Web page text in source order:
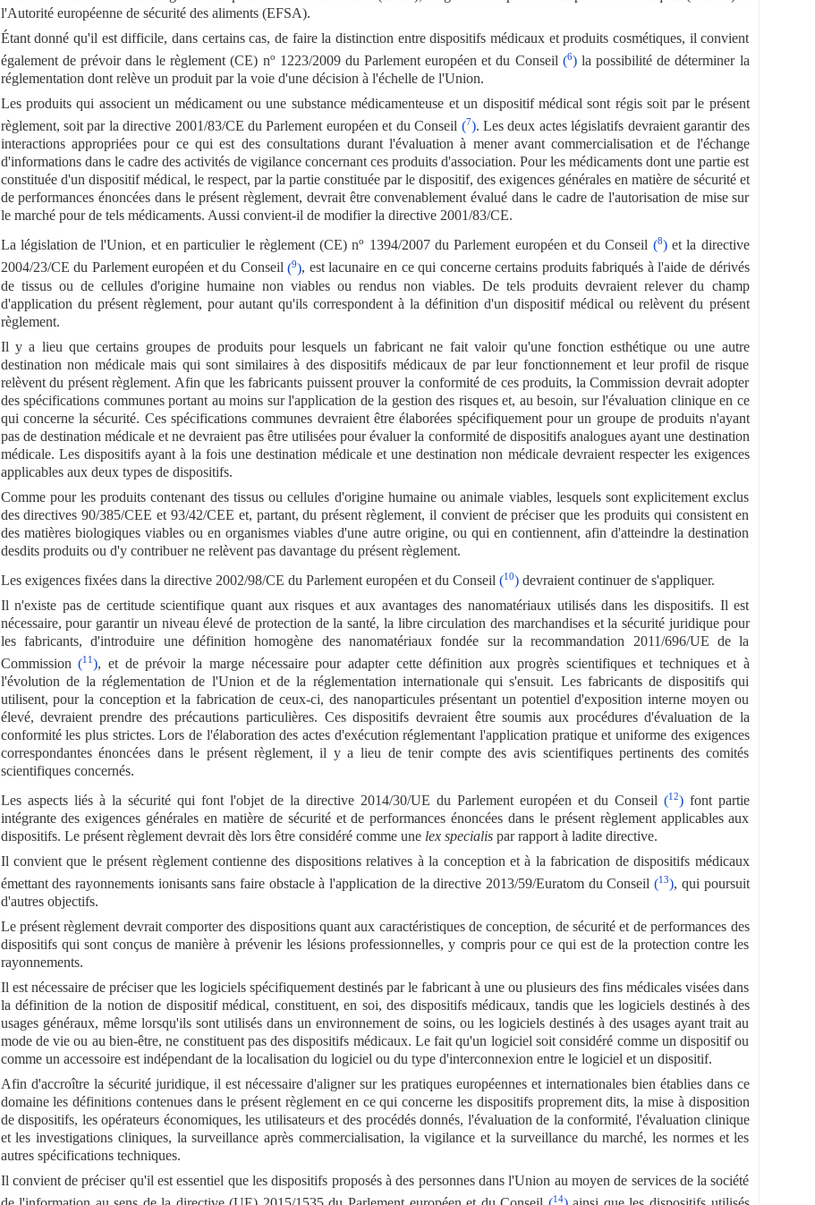
l'Autorité européenne de sécurité des aliments (EFSA).
Étant donné qu'il est difficile, dans certains cas, de faire la distinction entre dispositifs médicaux et produits cosmétiques, il convient
également de prévoir dans le règlement (CE) no 1223/2009 du Parlement européen et du Conseil (6)la possibilité de déterminer la
réglementation dont relève un produit par la voie d'une décision à l'échelle de l'Union.
Les produits qui associent un médicament ou une substance médicamenteuse et un dispositif médical sont régis soit par le présent
règlement, soit par la directive 2001/83/CE du Parlement européen et du Conseil (7). Les deux actes législatifs devraient garantir des
interactions appropriées pour ce qui est des consultations durant l'évaluation à mener avant commercialisation et de l'échange
d'informations dans le cadre des activités de vigilance concernant ces produits d'association. Pour les médicaments dont une partie est
constituée d'un dispositif médical, le respect, par la partie constituée par le dispositif, des exigences générales en matière de sécurité et
de performances énoncées dans le présent règlement, devrait être convenablement évalué dans le cadre de l'autorisation de mise sur
le marché pour de tels médicaments. Aussi convient-il de modifier la directive 2001/83/CE.
La législation de l'Union, et en particulier le règlement (CE) no 1394/2007 du Parlement européen et du Conseil (8)et la directive
2004/23/CE du Parlement européen et du Conseil(9), est lacunaire en ce qui concerne certains produits fabriqués à l'aide de dérivés
de tissus ou de cellules d'origine humaine non viables ou rendus non viables. De tels produits devraient relever du champ
d'application du présent règlement, pour autant qu'ils correspondent à la définition d'un dispositif médical ou relèvent du présent
règlement.
Il y a lieu que certains groupes de produits pour lesquels un fabricant ne fait valoir qu'une fonction esthétique ou une autre
destination non médicale mais qui sont similaires à des dispositifs médicaux de par leur fonctionnement et leur profil de risque
relèvent du présent règlement. Afin que les fabricants puissent prouver la conformité de ces produits, la Commission devrait adopter
des spécifications communes portant au moins sur l'application de la gestion des risques et, au besoin, sur l'évaluation clinique en ce
qui concerne la sécurité. Ces spécifications communes devraient être élaborées spécifiquement pour un groupe de produits n'ayant
pas de destination médicale et ne devraient pas être utilisées pour évaluer la conformité de dispositifs analogues ayant une destination
médicale. Les dispositifs ayant à la fois une destination médicale et une destination non médicale devraient respecter les exigences
applicables aux deux types de dispositifs.
Comme pour les produits contenant des tissus ou cellules d'origine humaine ou animale viables, lesquels sont explicitement exclus
des directives 90/385/CEE et 93/42/CEE et, partant, du présent règlement, il convient de préciser que les produits qui consistent en
des matières biologiques viables ou en organismes viables d'une autre origine, ou qui en contiennent, afin d'atteindre la destination
desdits produits ou d'y contribuer ne relèvent pas davantage du présent règlement.
Les exigences fixées dans la directive 2002/98/CE du Parlement européen et du Conseil (10)devraient continuer de s'appliquer.
Il n'existe pas de certitude scientifique quant aux risques et aux avantages des nanomatériaux utilisés dans les dispositifs. Il est
nécessaire, pour garantir un niveau élevé de protection de la santé, la libre circulation des marchandises et la sécurité juridique pour
les fabricants, d'introduire une définition homogène des nanomatériaux fondée sur la recommandation 2011/696/UE de la
Commission(11), et de prévoir la marge nécessaire pour adapter cette définition aux progrès scientifiques et techniques et à
l'évolution de la réglementation de l'Union et de la réglementation internationale qui s'ensuit. Les fabricants de dispositifs qui
utilisent, pour la conception et la fabrication de ceux-ci, des nanoparticules présentant un potentiel d'exposition interne moyen ou
élevé, devraient prendre des précautions particulières. Ces dispositifs devraient être soumis aux procédures d'évaluation de la
conformité les plus strictes. Lors de l'élaboration des actes d'exécution réglementant l'application pratique et uniforme des exigences
correspondantes énoncées dans le présent règlement, il y a lieu de tenir compte des avis scientifiques pertinents des comités
scientifiques concernés.
Les aspects liés à la sécurité qui font l'objet de la directive 2014/30/UE du Parlement européen et du Conseil (12)font partie
intégrante des exigences générales en matière de sécurité et de performances énoncées dans le présent règlement applicables aux
dispositifs. Le présent règlement devrait dès lors être considéré comme une lex specialispar rapport à ladite directive.
Il convient que le présent règlement contienne des dispositions relatives à la conception et à la fabrication de dispositifs médicaux
émettant des rayonnements ionisants sans faire obstacle à l'application de la directive 2013/59/Euratom du Conseil(13), qui poursuit
d'autres objectifs.
Le présent règlement devrait comporter des dispositions quant aux caractéristiques de conception, de sécurité et de performances des
dispositifs qui sont conçus de manière à prévenir les lésions professionnelles, y compris pour ce qui est de la protection contre les
rayonnements.
Il est nécessaire de préciser que les logiciels spécifiquement destinés par le fabricant à une ou plusieurs des fins médicales visées dans
la définition de la notion de dispositif médical, constituent, en soi, des dispositifs médicaux, tandis que les logiciels destinés à des
usages généraux, même lorsqu'ils sont utilisés dans un environnement de soins, ou les logiciels destinés à des usages ayant trait au
mode de vie ou au bien-être, ne constituent pas des dispositifs médicaux. Le fait qu'un logiciel soit considéré comme un dispositif ou
comme un accessoire est indépendant de la localisation du logiciel ou du type d'interconnexion entre le logiciel et un dispositif.
Afin d'accroître la sécurité juridique, il est nécessaire d'aligner sur les pratiques européennes et internationales bien établies dans ce
domaine les définitions contenues dans le présent règlement en ce qui concerne les dispositifs proprement dits, la mise à disposition
de dispositifs, les opérateurs économiques, les utilisateurs et des procédés donnés, l'évaluation de la conformité, l'évaluation clinique
et les investigations cliniques, la surveillance après commercialisation, la vigilance et la surveillance du marché, les normes et les
autres spécifications techniques.
Il convient de préciser qu'il est essentiel que les dispositifs proposés à des personnes dans l'Union au moyen de services de la société
14